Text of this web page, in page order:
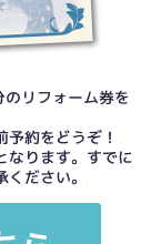
リフォーム券を
約をどうぞ！
なります。すでに
ださい。